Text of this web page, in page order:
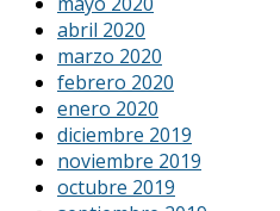
abril 2020
marzo 2020
febrero 2020
enero 2020
diciembre 2019
noviembre 2019
octubre 2019